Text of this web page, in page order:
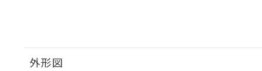
外形図